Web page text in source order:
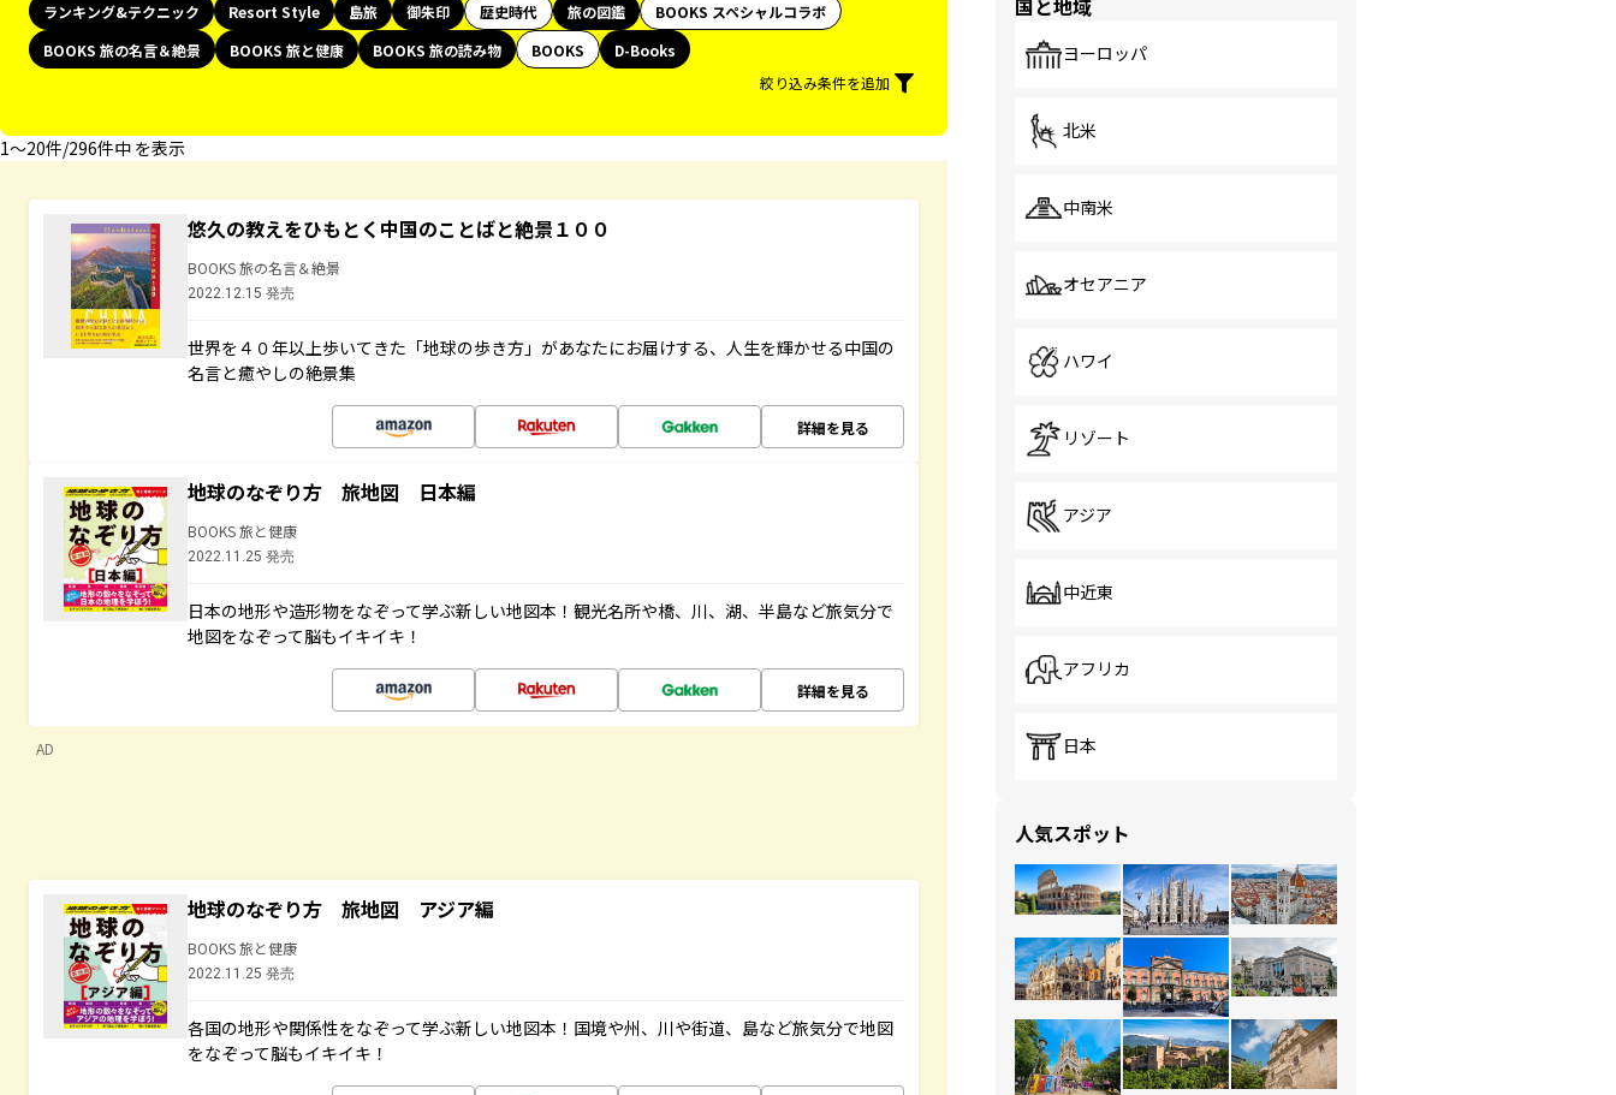
ランキング&テクニック
Resort Style 島旅 御朱印 歴史時代 旅の図鑑
BOOKS スペシャルコラボ
BOOKS 旅の名言＆絶景
BOOKS 旅と健康 BOOKS 旅の読み物 BOOKS
D-Books
絞り込み条件を追加
1〜20件/296件中 を表示
悠久の教えをひもとく中国のことばと絶景１００
BOOKS 旅の名言＆絶景
2022.12.15 発売
世界を４０年以上歩いてきた「地球の歩き方」があなたにお届けする、人生を輝かせる中国の
名言と癒やしの絶景集
詳細を見る
地球のなぞり方 旅地図 日本編
BOOKS 旅と健康
2022.11.25 発売
日本の地形や造形物をなぞって学ぶ新しい地図本！観光名所や橋、川、湖、半島など旅気分で
地図をなぞって脳もイキイキ！
詳細を見る
AD
地球のなぞり方 旅地図 アジア編
BOOKS 旅と健康
2022.11.25 発売
各国の地形や関係性をなぞって学ぶ新しい地図本！国境や州、川や街道、島など旅気分で地図
をなぞって脳もイキイキ！
国と地域
ヨーロッパ
北米
中南米
オセアニア
ハワイ
リゾート
アジア
中近東
アフリカ
日本
人気スポット